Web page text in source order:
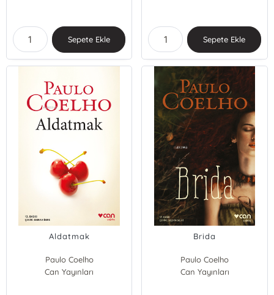
Sepete Ekle Sepete Ekle
Aldatmak
Paulo Coelho
Can Yayınları
Brida
Paulo Coelho
Can Yayınları